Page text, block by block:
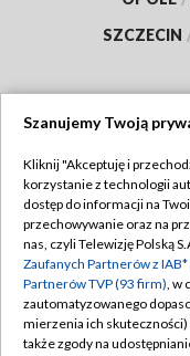
SZCZECIN
Abonament TVP
Emisja w TVP
Centrum informacji
Naziemna
Szanujemy Twoją
Kliknij "Akceptuję i
korzystanie z technologii
dostęp do informacji na
przechowywanie oraz na
nas, czyli Telewizję Polską
Zaufanych Partnerów z
Partnerów TVP (93 firm), w
zautomatyzowanego
mierzenia ich skuteczności)
także zgody na